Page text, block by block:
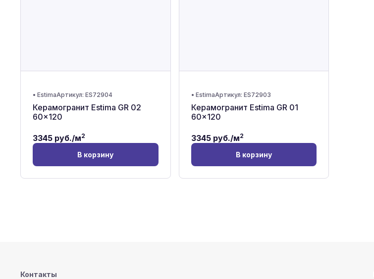
• EstimaАртикул: ES72904
Керамогранит Estima GR 02
60x120
3345 руб./м2
В корзину
• EstimaАртикул: ES72903
Керамогранит Estima GR 01
60x120
3345руб./м2
В корзину
Контакты